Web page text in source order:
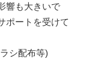
響も大きいで
ポートを受けて
シ配布等)